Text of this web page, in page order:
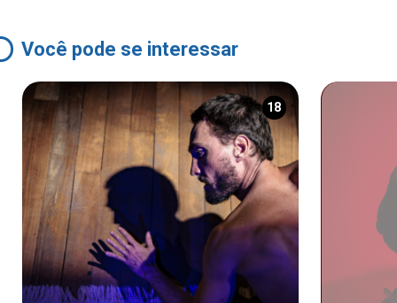
Você pode se interessar
18